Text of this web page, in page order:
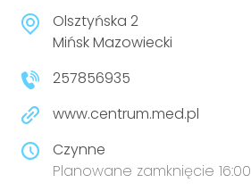
Olsztyńska 2
Mińsk Mazowiecki
257856935
www.centrum.med.pl
Czynne
Planowane zamknięcie 16:00